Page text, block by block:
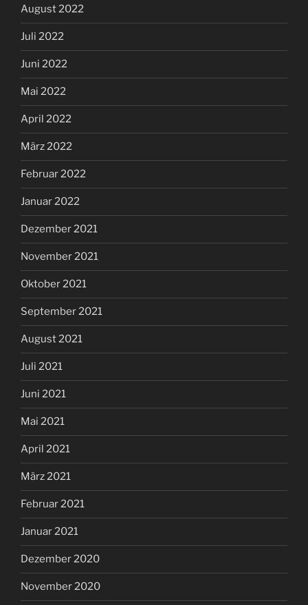
August 2022
Juli 2022
Juni 2022
Mai 2022
April 2022
März 2022
Februar 2022
Januar 2022
Dezember 2021
November 2021
Oktober 2021
September 2021
August 2021
Juli 2021
Juni 2021
Mai 2021
April 2021
März 2021
Februar 2021
Januar 2021
Dezember 2020
November 2020